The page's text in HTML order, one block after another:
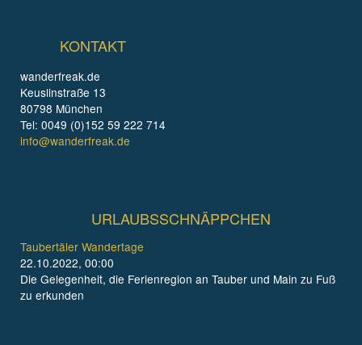
KONTAKT
wanderfreak.de
Keuslinstraße 13
80798 München
Tel: 0049 (0)152 59 222 714
info@wanderfreak.de
URLAUBSSCHNÄPPCHEN
Taubertäler Wandertage
22.10.2022, 00:00
Die Gelegenheit, die Ferienregion an Tauber und Main zu Fuß
zu erkunden